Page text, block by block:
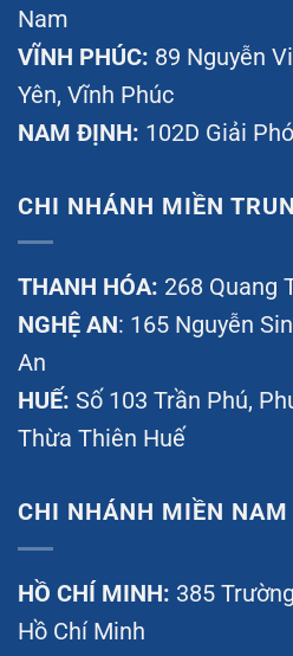
Nam
VĨNH PHÚC: 89 Nguyễn
Yên, Vĩnh Phúc
NAM ĐỊNH: 102D Giải
CHI NHÁNH MIỀN
THANH HÓA: 268 Quang
NGHỆ AN: 165 Nguyễn
An
HUẾ: Số 103 Trần Phú,
Thừa Thiên Huế
CHI NHÁNH MIỀN NAM
HỒ CHÍ MINH: 385
Hồ Chí Minh